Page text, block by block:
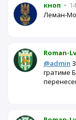
кноп •
Леман-
Roman-
@admin
гратиме